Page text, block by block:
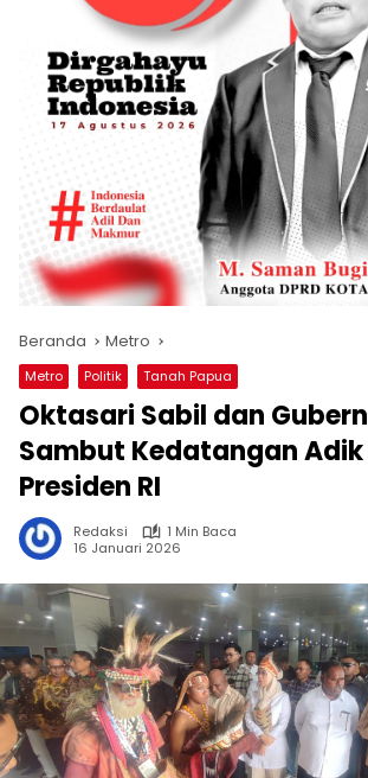
Beranda Metro
Metro Politik Tanah Papua
Oktasari Sabil dan
Sambut Kedatangan
Presiden RI
Redaksi
1 Min Baca
16 Januari 2026